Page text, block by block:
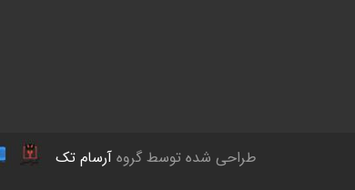
طراحی شده توسط گروه آرسام تک